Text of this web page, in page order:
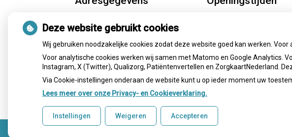
De Schepperij 2
9919 HJ Loppersum
Tel:0596 572966
E-mail:info@fysio-loppersum.nl
Dinsdag:
08.00 -
Woensdag:
07.00 -
Donderdag:
08.00 -
Vrijdag:
07.00 -
Deze website gebruikt cookies
Wij gebruiken noodzakelijke cookies zodat deze website goed kan werken.
Voor analytische cookies werken wij samen met Matomo en Google Analytics.
Instagram, X (Twitter), Qualizorg, Patiëntenvertellen en ZorgkaartNederland.
Via Cookie-instellingen onderaan de website kunt u op ieder moment uw
Lees meer over onze Privacy- en Cookieverklaring.
Instellingen Weigeren Accepteren